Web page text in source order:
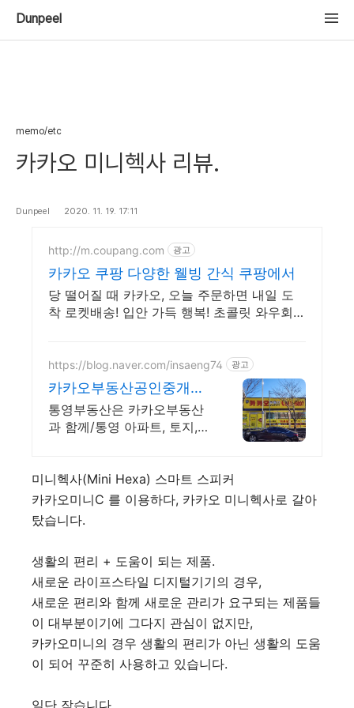
Dunpeel
memo/etc
카카오 미니헥사 리뷰.
Dunpeel 2020. 11. 19. 17:11
http://m.coupang.com 광고
카카오 쿠팡 다양한 웰빙 간식 쿠팡에서
당 떨어질 때 카카오, 오늘 주문하면 내일 도
착 로켓배송! 입안 가득 행복! 초콜릿 와우회원
https://blog.naver.com/insaeng74 광고
카카오부동산공인중개사
사무소 통영대표 카카오
부동산
통영부동산은 카카오부동산
과 함께/통영 아파트, 토지,
미니헥사(Mini Hexa) 스마트 스피커
카카오미니C 를 이용하다, 카카오 미니헥사로 갈아
탔습니다.
생활의 편리 + 도움이 되는 제품.
새로운 라이프스타일 디지털기기의 경우,
새로운 편리와 함께 새로운 관리가 요구되는 제품들
이 대부분이기에 그다지 관심이 없지만,
카카오미니의 경우 생활의 편리가 아닌 생활의 도움
이 되어 꾸준히 사용하고 있습니다.
일단 작습니다.